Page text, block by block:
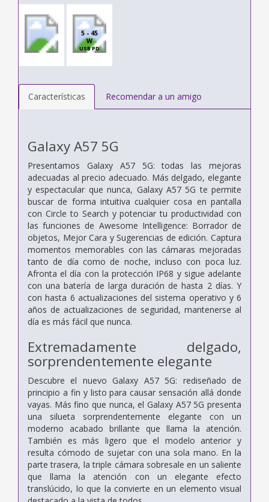
5 - 45
W
USB PD
Características Recomendar a un amigo
Galaxy A57 5G
Presentamos Galaxy A57 5G: todas las mejoras
adecuadas al precio adecuado. Más delgado, elegante
y espectacular que nunca, Galaxy A57 5G te permite
buscar de forma intuitiva cualquier cosa en pantalla
con Circle to Search y potenciar tu productividad con
las funciones de Awesome Intelligence: Borrador de
objetos, Mejor Cara y Sugerencias de edición. Captura
momentos memorables con las cámaras mejoradas
tanto de día como de noche, incluso con poca luz.
Afronta el día con la protección IP68 y sigue adelante
con una batería de larga duración de hasta 2 días. Y
con hasta 6 actualizaciones del sistema operativo y 6
años de actualizaciones de seguridad, mantenerse al
día es más fácil que nunca.
Extremadamente delgado,
sorprendentemente elegante
Descubre el nuevo Galaxy A57 5G: rediseñado de
principio a fin y listo para causar sensación allá donde
vayas. Más fino que nunca, el Galaxy A57 5G presenta
una silueta sorprendentemente elegante con un
moderno acabado brillante que llama la atención.
También es más ligero que el modelo anterior y
resulta cómodo de sujetar con una sola mano. En la
parte trasera, la triple cámara sobresale en un saliente
que llama la atención con un elegante efecto
translúcido, lo que la convierte en un elemento visual